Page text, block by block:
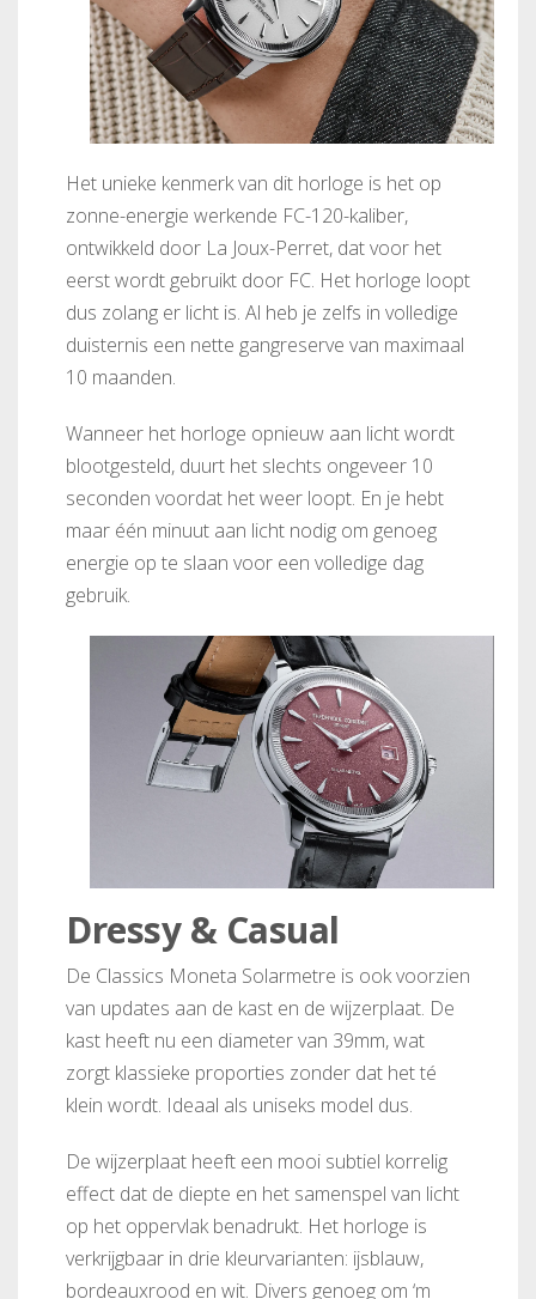
Het unieke kenmerk van dit horloge is het op
zonne-energie werkende FC-120-kaliber,
ontwikkeld door La Joux-Perret, dat voor het
eerst wordt gebruikt door FC. Het horloge loopt
dus zolang er licht is. Al heb je zelfs in volledige
duisternis een nette gangreserve van maximaal
10 maanden.
Wanneer het horloge opnieuw aan licht wordt
blootgesteld, duurt het slechts ongeveer 10
seconden voordat het weer loopt. En je hebt
maar één minuut aan licht nodig om genoeg
energie op te slaan voor een volledige dag
gebruik.
Dressy & Casual
De Classics Moneta Solarmetre is ook voorzien
van updates aan de kast en de wijzerplaat. De
kast heeft nu een diameter van 39mm, wat
zorgt klassieke proporties zonder dat het té
klein wordt. Ideaal als uniseks model dus.
De wijzerplaat heeft een mooi subtiel korrelig
effect dat de diepte en het samenspel van licht
op het oppervlak benadrukt. Het horloge is
verkrijgbaar in drie kleurvarianten: ijsblauw,
bordeauxrood en wit. Divers genoeg om ‘m